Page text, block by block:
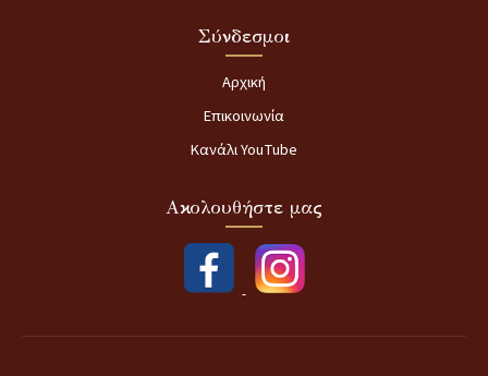
Σύνδεσμοι
Αρχική
Επικοινωνία
Κανάλι YouTube
Ακολουθήστε μας